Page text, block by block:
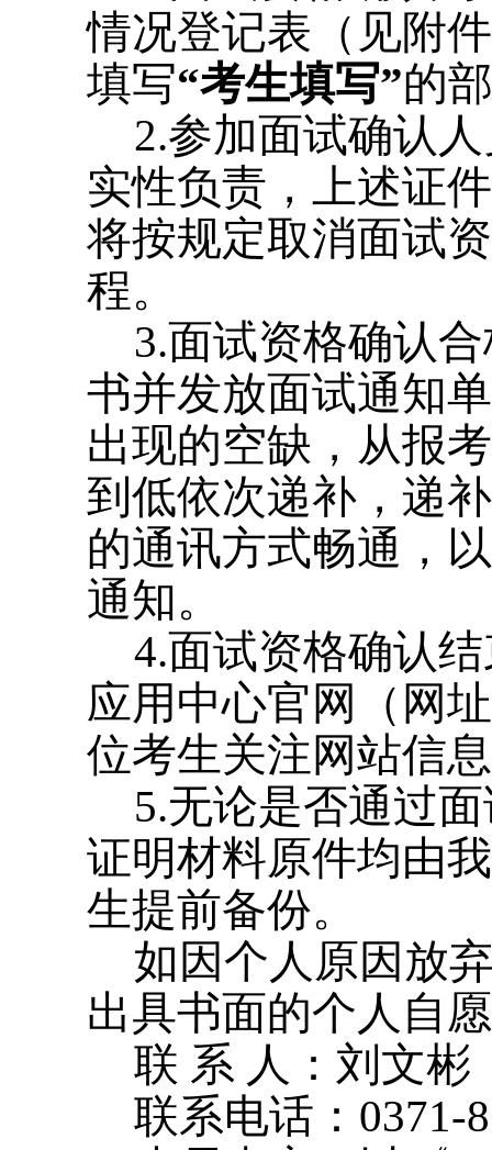
情况登记表（见附
填写“考生填写”的
2.参加面试确认
实性负责，上述证
将按规定取消面试
程。
3.面试资格确认
书并发放面试通知
出现的空缺，从报
到低依次递补，递
的通讯方式畅通，
通知。
4.面试资格确认
应用中心官网（网
位考生关注网站信
5.无论是否通过
证明材料原件均由
生提前备份。
如因个人原因放
出具书面的个人自
联 系 人：刘文彬
联系电话：0371-